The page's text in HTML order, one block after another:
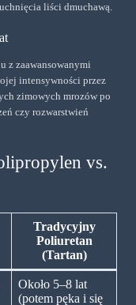
liści dmuchawą.
z zaawansowanymi
intensywności przez
zimowych mrozów po
czy rozwarstwień
vs.
Tradycyjny
Poliuretan
(Tartan)
Około 5–8 lat
(potem pęka i się